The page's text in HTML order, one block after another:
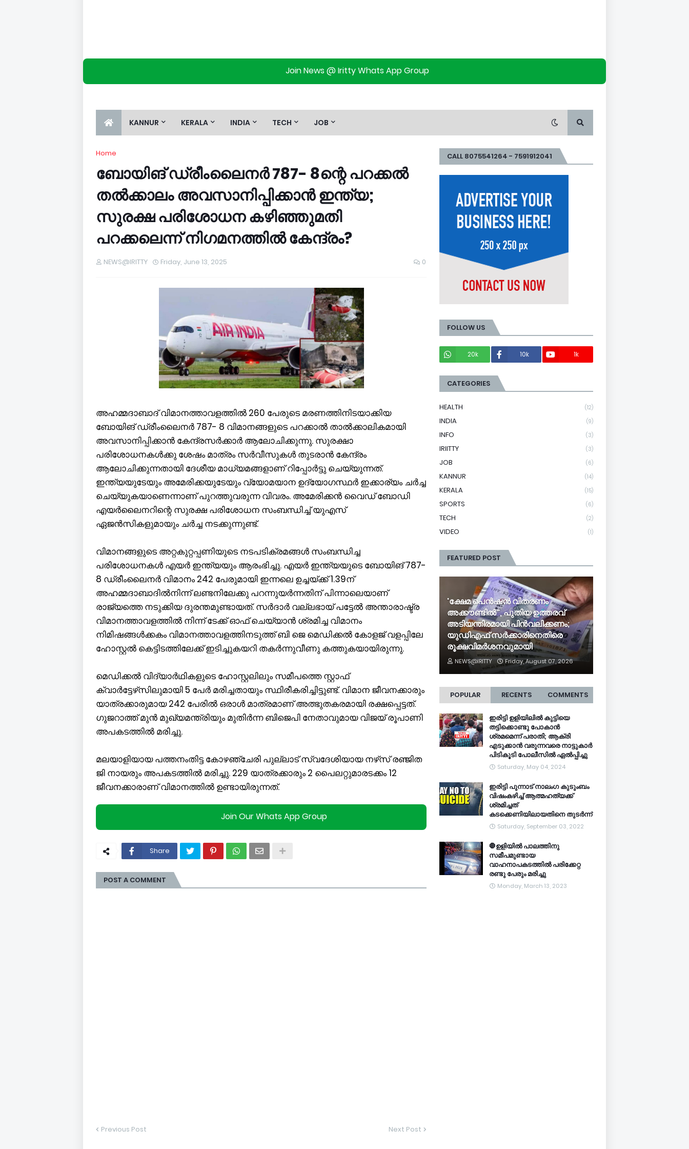
Join News @ Iritty Whats App Group
KANNUR KERALA INDIA TECH JOB
Home
ബോയിങ് ഡ്രീംലൈനര്‍ 787- 8ന്റെ പറക്കല്‍
തല്‍ക്കാലം അവസാനിപ്പിക്കാന്‍ ഇന്ത്യ;
സുരക്ഷ പരിശോധന കഴിഞ്ഞുമതി
പറക്കലെന്ന് നിഗമനത്തില്‍ കേന്ദ്രം?
NEWS@IRITTY Friday, June 13, 2025 0
അഹമ്മദാബാദ് വിമാനത്താവളത്തില്‍ 260 പേരുടെ മരണത്തിനിടയാക്കിയ
ബോയിങ് ഡ്രീംലൈനര്‍ 787- 8 വിമാനങ്ങളുടെ പറക്കാല്‍ താല്‍ക്കാലികമായി
അവസാനിപ്പിക്കാന്‍ കേന്ദ്രസര്‍ക്കാര്‍ ആലോചിക്കുന്നു. സുരക്ഷാ
പരിശോധനകള്‍ക്കു ശേഷം മാത്രം സര്‍വീസുകള്‍ തുടരാന്‍ കേന്ദ്രം
ആലോചിക്കുന്നതായി ദേശീയ മാധ്യമങ്ങളാണ് റിപ്പോര്‍ട്ടു ചെയ്യുന്നത്.
ഇന്ത്യയുടേയും അമേരിക്കയുടേയും വ്യോമയാന ഉദ്യോഗസ്ഥര്‍ ഇക്കാര്യം ചര്‍ച്ച
ചെയ്യുകയാണെന്നാണ് പുറത്തുവരുന്ന വിവരം. അമേരിക്കന്‍ വൈഡ് ബോഡി
എയര്‍ലൈനറിന്റെ സുരക്ഷ പരിശോധന സംബന്ധിച്ച് യുഎസ്
ഏജന്‍സികളുമായും ചര്‍ച്ച നടക്കുന്നുണ്ട്.
വിമാനങ്ങളുടെ അറ്റകുറ്റപ്പണിയുടെ നടപടിക്രമങ്ങള്‍ സംബന്ധിച്ച
പരിശോധനകള്‍ എയര്‍ ഇന്ത്യയും ആരംഭിച്ചു. എയര്‍ ഇന്ത്യയുടെ ബോയിങ് 787-
8 ഡ്രീംലൈനര്‍ വിമാനം 242 പേരുമായി ഇന്നലെ ഉച്ചയ്ക്ക് 1.39ന്
അഹമ്മദാബാദില്‍നിന്ന് ലണ്ടനിലേക്കു പറന്നുയര്‍ന്നതിന് പിന്നാലെയാണ്
രാജ്യത്തെ നടുക്കിയ ദുരന്തമുണ്ടായത്. സര്‍ദാര്‍ വല്ലഭായ് പട്ടേല്‍ അന്താരാഷ്ട്ര
വിമാനത്താവളത്തില്‍ നിന്ന് ടേക്ക് ഓഫ് ചെയ്യാന്‍ ശ്രമിച്ച വിമാനം
നിമിഷങ്ങള്‍ക്കകം വിമാനത്താവളത്തിനടുത്ത് ബി ജെ മെഡിക്കല്‍ കോളജ് വളപ്പിലേ
ഹോസ്റ്റല്‍ കെട്ടിടത്തിലേക്ക് ഇടിച്ചുകയറി തകര്‍ന്നുവീണു കത്തുകയായിരുന്നു.
മെഡിക്കല്‍ വിദ്യാര്‍ഥികളുടെ ഹോസ്റ്റലിലും സമീപത്തെ സ്റ്റാഫ്
ക്വാര്‍ട്ടേഴ്‌സിലുമായി 5 പേര്‍ മരിച്ചതായും സ്ഥിരീകരിച്ചിട്ടുണ്ട്. വിമാന ജീവനക്കാരും
യാത്രക്കാരുമായ 242 പേരില്‍ ഒരാള്‍ മാത്രമാണ് അത്ഭുതകരമായി രക്ഷപ്പെട്ടത്.
ഗുജറാത്ത് മുന്‍ മുഖ്യമന്ത്രിയും മുതിര്‍ന്ന ബിജെപി നേതാവുമായ വിജയ് രൂപാണി
അപകടത്തില്‍ മരിച്ചു.
മലയാളിയായ പത്തനംതിട്ട കോഴഞ്ചേരി പുല്ലാട് സ്വദേശിയായ നഴ്‌സ് രഞ്ജിത
ജി നായരും അപകടത്തില്‍ മരിച്ചു. 229 യാത്രക്കാരും 2 പൈലറ്റുമാരടക്കം 12
ജീവനക്കാരാണ് വിമാനത്തില്‍ ഉണ്ടായിരുന്നത്.
Join Our Whats App Group
Share
POST A COMMENT
Previous Post Next Post
CALL 8075541264 - 7591912041
FOLLOW US
20k
10k 1k
CATEGORIES
HEALTH (12)
INDIA (9)
INFO (3)
IRIITTY (3)
JOB (6)
KANNUR (14)
KERALA (15)
SPORTS (6)
TECH (2)
VIDEO (1)
FEATURED POST
'ക്ഷേമ പെൻഷൻ വിതരണം
അക്കൗണ്ടിൽ", പുതിയ ഉത്തരവ്
അടിയന്തിരമായി പിൻവലിക്കണം;
യുഡിഎഫ് സർക്കാരിനെതിരെ
രൂക്ഷവിമർശനവുമായി
NEWS@IRITTY Friday, August 07, 2026
POPULAR RECENTS COMMENTS
ഇരിട്ടി ഉളിയിലിൽ കുട്ടിയെ
തട്ടിക്കൊണ്ടു പോകാൻ
ശ്രമമെന്ന് പരാതി; ആക്രി
എടുക്കാൻ വരുന്നവരെ നാട്ടുകാർ
പിടികൂടി പോലീസിൽ ഏൽപ്പിച്ചു
Saturday, May 04, 2024
ഇരിട്ടി പുന്നാട് നാലംഗ കുടുംബം
വിഷംകഴിച്ച്‌ ആത്മഹത്യക്ക്
ശ്രമിച്ചത്
കടക്കെണിയിലായതിനെ തുടർന്ന്
Saturday, September 03, 2022
🛑ഉളിയിൽ പാലത്തിനു
സമീപമുണ്ടായ
വാഹനാപകടത്തിൽ പരിക്കേറ്റ
രണ്ടു പേരും മരിച്ചു
Monday, March 13, 2023